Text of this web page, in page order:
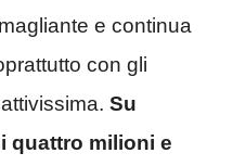
e continua
con gli
Su
quattro milioni e